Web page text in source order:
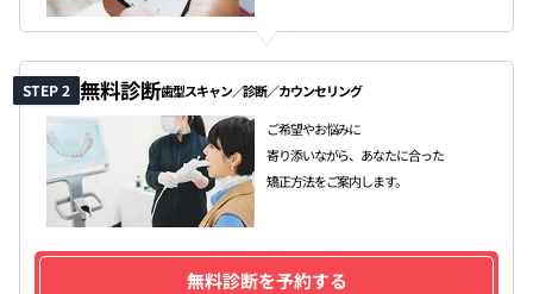
STEP 2 無料診断歯型スキャン／診断／カウンセリング
ご希望やお悩みに
寄り添いながら、あなたに合った
矯正方法をご案内します。
無料診断を予約する